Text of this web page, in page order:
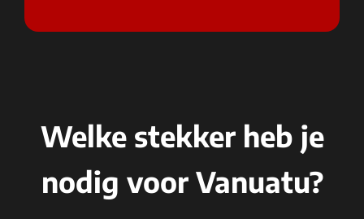
Welke stekker heb je
nodig voor Vanuatu?